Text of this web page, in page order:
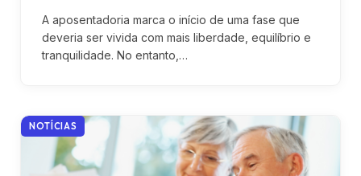
A aposentadoria marca o início de uma fase que
deveria ser vivida com mais liberdade, equilíbrio e
tranquilidade. No entanto,…
NOTÍCIAS